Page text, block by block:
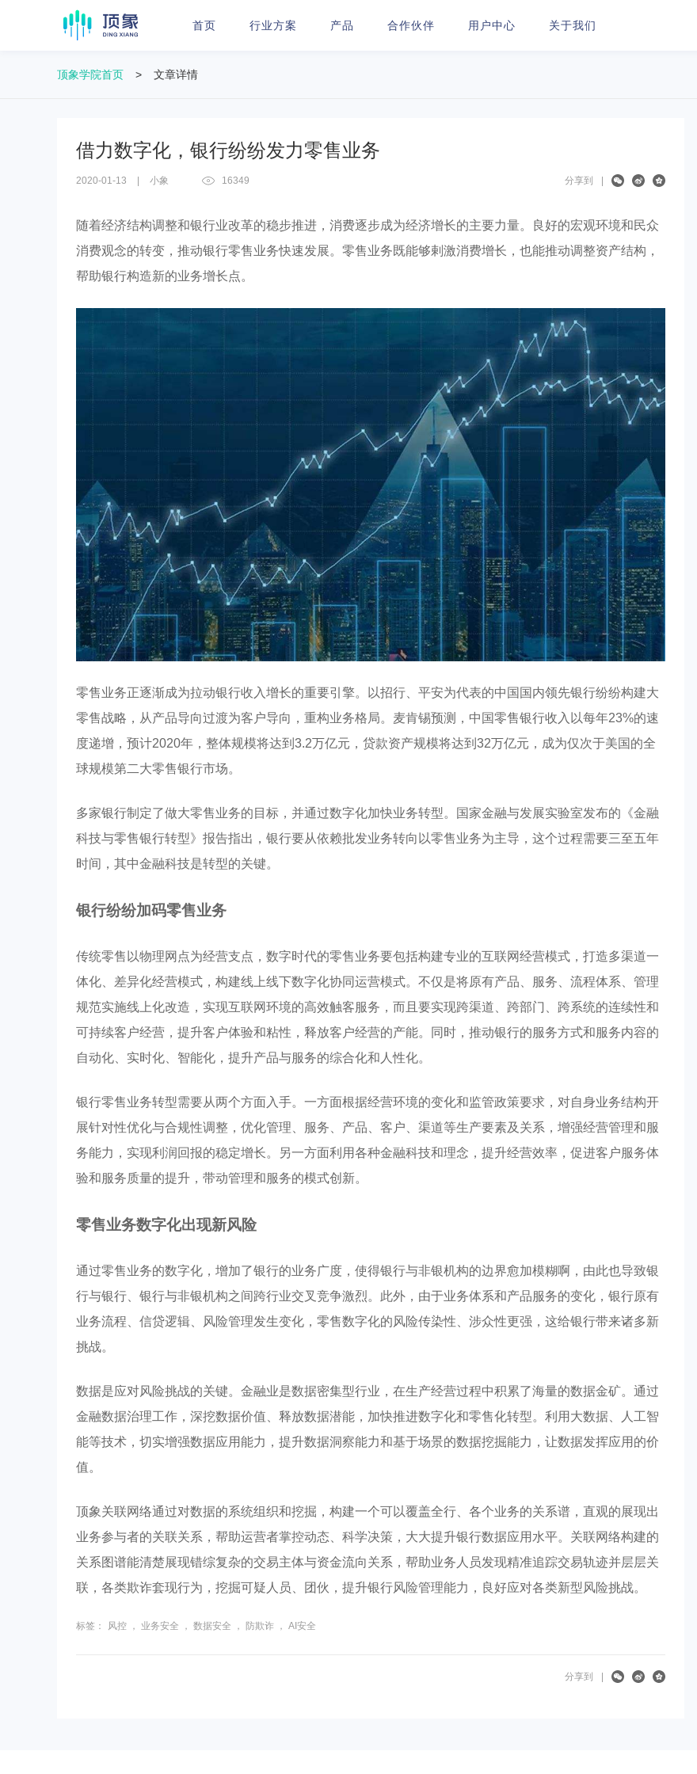
首页 行业方案 产品 合作伙伴 用户中心 关于我们
顶象学院首页 > 文章详情
借力数字化，银行纷纷发力零售业务
2020-01-13 小象 16349 分享到
随着经济结构调整和银行业改革的稳步推进，消费逐步成为经济增长的主要力量。良好的宏观环境和民众
消费观念的转变，推动银行零售业务快速发展。零售业务既能够剌激消费增长，也能推动调整资产结构，
帮助银行构造新的业务增长点。
零售业务正逐渐成为拉动银行收入增长的重要引擎。以招行、平安为代表的中国国内领先银行纷纷构建大
零售战略，从产品导向过渡为客户导向，重构业务格局。麦肯锡预测，中国零售银行收入以每年23%的速
度递增，预计2020年，整体规模将达到3.2万亿元，贷款资产规模将达到32万亿元，成为仅次于美国的全
球规模第二大零售银行市场。
多家银行制定了做大零售业务的目标，并通过数字化加快业务转型。国家金融与发展实验室发布的《金融
科技与零售银行转型》报告指出，银行要从依赖批发业务转向以零售业务为主导，这个过程需要三至五年
时间，其中金融科技是转型的关键。
银行纷纷加码零售业务
传统零售以物理网点为经营支点，数字时代的零售业务要包括构建专业的互联网经营模式，打造多渠道一
体化、差异化经营模式，构建线上线下数字化协同运营模式。不仅是将原有产品、服务、流程体系、管理
规范实施线上化改造，实现互联网环境的高效触客服务，而且要实现跨渠道、跨部门、跨系统的连续性和
可持续客户经营，提升客户体验和粘性，释放客户经营的产能。同时，推动银行的服务方式和服务内容的
自动化、实时化、智能化，提升产品与服务的综合化和人性化。
银行零售业务转型需要从两个方面入手。一方面根据经营环境的变化和监管政策要求，对自身业务结构开
展针对性优化与合规性调整，优化管理、服务、产品、客户、渠道等生产要素及关系，增强经营管理和服
务能力，实现利润回报的稳定增长。另一方面利用各种金融科技和理念，提升经营效率，促进客户服务体
验和服务质量的提升，带动管理和服务的模式创新。
零售业务数字化出现新风险
通过零售业务的数字化，增加了银行的业务广度，使得银行与非银机构的边界愈加模糊啊，由此也导致银
行与银行、银行与非银机构之间跨行业交叉竞争激烈。此外，由于业务体系和产品服务的变化，银行原有
业务流程、信贷逻辑、风险管理发生变化，零售数字化的风险传染性、涉众性更强，这给银行带来诸多新
挑战。
数据是应对风险挑战的关键。金融业是数据密集型行业，在生产经营过程中积累了海量的数据金矿。通过
金融数据治理工作，深挖数据价值、释放数据潜能，加快推进数字化和零售化转型。利用大数据、人工智
能等技术，切实增强数据应用能力，提升数据洞察能力和基于场景的数据挖掘能力，让数据发挥应用的价
值。
顶象关联网络通过对数据的系统组织和挖掘，构建一个可以覆盖全行、各个业务的关系谱，直观的展现出
业务参与者的关联关系，帮助运营者掌控动态、科学决策，大大提升银行数据应用水平。关联网络构建的
关系图谱能清楚展现错综复杂的交易主体与资金流向关系，帮助业务人员发现精准追踪交易轨迹并层层关
联，各类欺诈套现行为，挖掘可疑人员、团伙，提升银行风险管理能力，良好应对各类新型风险挑战。
标签： 风控 ， 业务安全 ， 数据安全 ， 防欺诈 ， AI安全
分享到